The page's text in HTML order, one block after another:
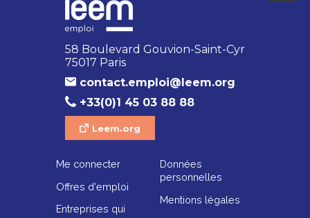
58 Boulevard Gouvion-Saint-Cyr
75017 Paris
contact.emploi@leem.org
+33(0)1 45 03 88 88
Leem.org
Me connecter
Offres d'emploi
Entreprises qui
Données
personnelles
Mentions légales